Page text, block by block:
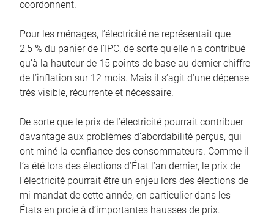
coordonnent.
Pour les ménages, l’électricité ne représentait que
2,5 % du panier de l’IPC, de sorte qu’elle n’a contribué
qu’à la hauteur de 15 points de base au dernier chiffre
de l’inflation sur 12 mois. Mais il s’agit d’une dépense
très visible, récurrente et nécessaire.
De sorte que le prix de l’électricité pourrait contribuer
davantage aux problèmes d’abordabilité perçus, qui
ont miné la confiance des consommateurs. Comme il
l’a été lors des élections d’État l’an dernier, le prix de
l’électricité pourrait être un enjeu lors des élections de
mi-mandat de cette année, en particulier dans les
États en proie à d’importantes hausses de prix.